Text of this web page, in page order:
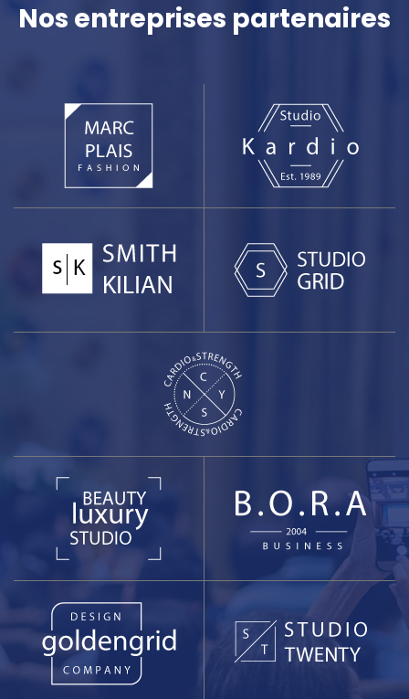
Nos entreprises partenaires